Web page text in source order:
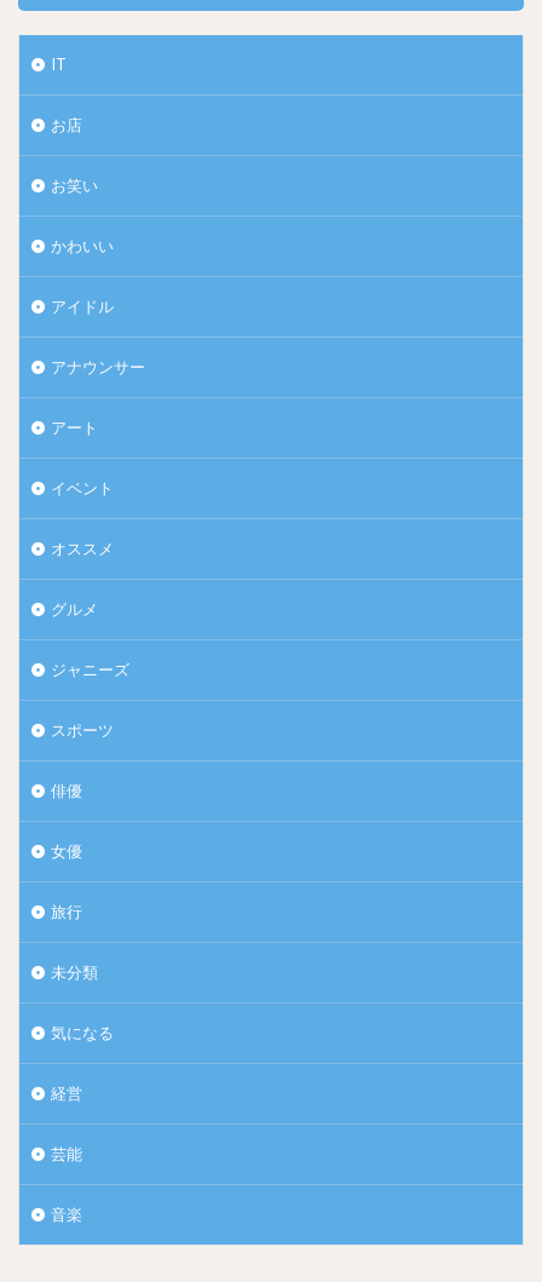
出典：Twitter
中村倫也さんですが、自身の小さな頃をこのように振り返っ
小さい頃から平凡だった。
勉強も、運動も、人より出来たけど、1番じゃなかっ
に色々あったけど、今まで幸せに生きてこれた。
引用：
習っていたそうで、
将来の夢は『サッカー選手』だったとか？
中村倫也さん昔から運動は出来たそうです！
IT
お店
お笑い
かわいい
アイドル
アナウンサー
アート
イベント
オススメ
グルメ
ジャニーズ
スポーツ
俳優
女優
旅行
未分類
気になる
経営
芸能
音楽